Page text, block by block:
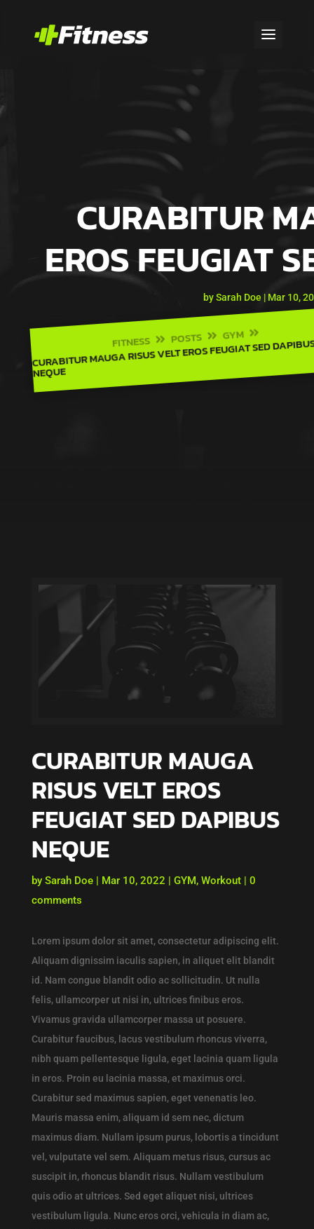
CONTACT
CURABITUR
EROS FEUGIAT
bySarah Doe | Mar 10,
FITNESS  POSTS  GYM 
CURABITUR MAUGA RISUS VELT EROS FEUGIAT SED
NEQUE
CURABITUR MAUGA
RISUS VELT EROS
FEUGIAT SED DAPIBUS
NEQUE
by Sarah Doe| Mar 10, 2022 GYM, Workout| 0
comments
Lorem ipsum dolor sit amet, consectetur adipiscing elit.
Aliquam dignissim iaculis sapien, in aliquet elit blandit
id. Nam congue blandit odio ac sollicitudin. Ut nulla
felis, ullamcorper ut nisi in, ultrices finibus eros.
Vivamus gravida ullamcorper massa ut posuere.
Curabitur faucibus, lacus vestibulum rhoncus viverra,
nibh quam pellentesque ligula, eget lacinia quam ligula
in eros. Proin eu lacinia massa, et maximus orci.
Curabitur sed maximus sapien, eget venenatis leo.
Mauris massa enim, aliquam id sem nec, dictum
maximus diam. Nullam ipsum purus, lobortis a tincidunt
vel, vulputate vel sem. Aliquam metus risus, cursus ac
suscipit in, rhoncus blandit risus. Nullam vestibulum
quis odio at ultrices. Sed eget aliquet nisi, ultrices
vestibulum ligula. Nunc eros orci, vehicula in diam ac,